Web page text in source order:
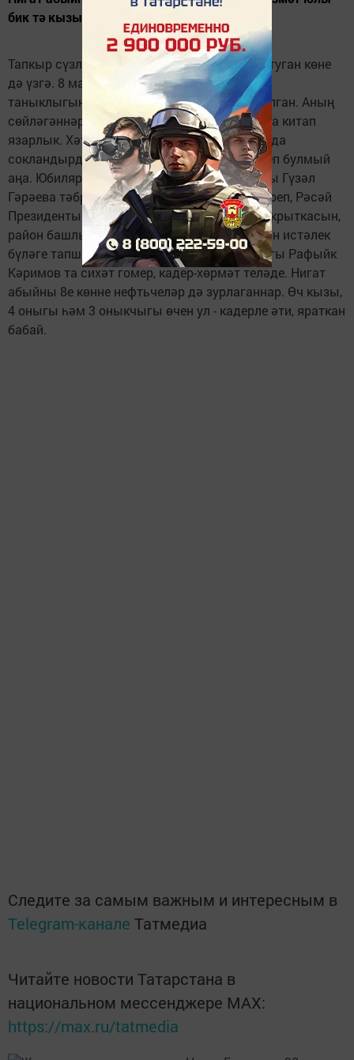
бик тә кызыклы.
Тапкыр сүзле, җор телле ветеранның хәтта туган көне
дә үзгә. 8 май көнне туса да, туу турындагы
таныклыгына "1932 елның 21 мае" дип язылган. Аның
сөйләгәннәре, башыннан үткәннәре хакында китап
язарлык. Хәтере яхшы, зиһене әйбәт булуы да
сокландырды. СөбханАлла, үз яшен дә биреп булмый
аңа. Юбилярны район башлыгы урынбасары Гүзәл
Гәрәева тәбрикләде, изге теләкләрен җиткереп, Рәсәй
Президенты Владимир Путинның Котлау открыткасын,
район башлыгы Фәрит Хөснуллин исеменнән истәлек
бүләге тапшырды. Җәлил поселогы башлыгы Рафыйк
Кәримов та сихәт гомер, кадер-хөрмәт теләде. Нигат
абыйны 8е көнне нефтьчеләр дә зурлаганнар. Өч кызы,
4 оныгы һәм 3 оныкчыгы өчен ул - кадерле әти, яраткан
бабай.
Следите за самым важным и интересным в
Telegram-канале Татмедиа
Читайте новости Татарстана в
национальном мессенджере MАХ:
https://max.ru/tatmedia